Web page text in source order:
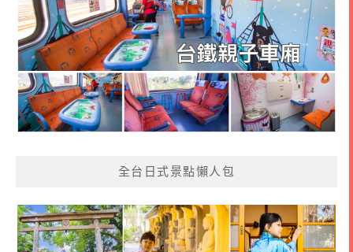
全台日式景點懶人包